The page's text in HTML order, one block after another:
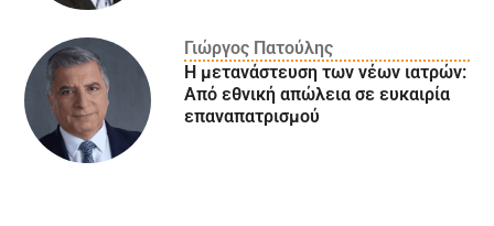
Γιώργος Πατούλης
Η μετανάστευση των νέων ιατρών:
Aπό εθνική απώλεια σε ευκαιρία
επαναπατρισμού